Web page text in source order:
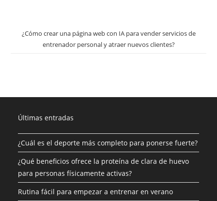
¿Cómo crear una página web con IA para vender servicios de
entrenador personal y atraer nuevos clientes?
Últimas entradas
¿Cuál es el deporte más completo para ponerse fuerte?
¿Qué beneficios ofrece la proteína de clara de huevo
para personas físicamente activas?
Rutina fácil para empezar a entrenar en verano